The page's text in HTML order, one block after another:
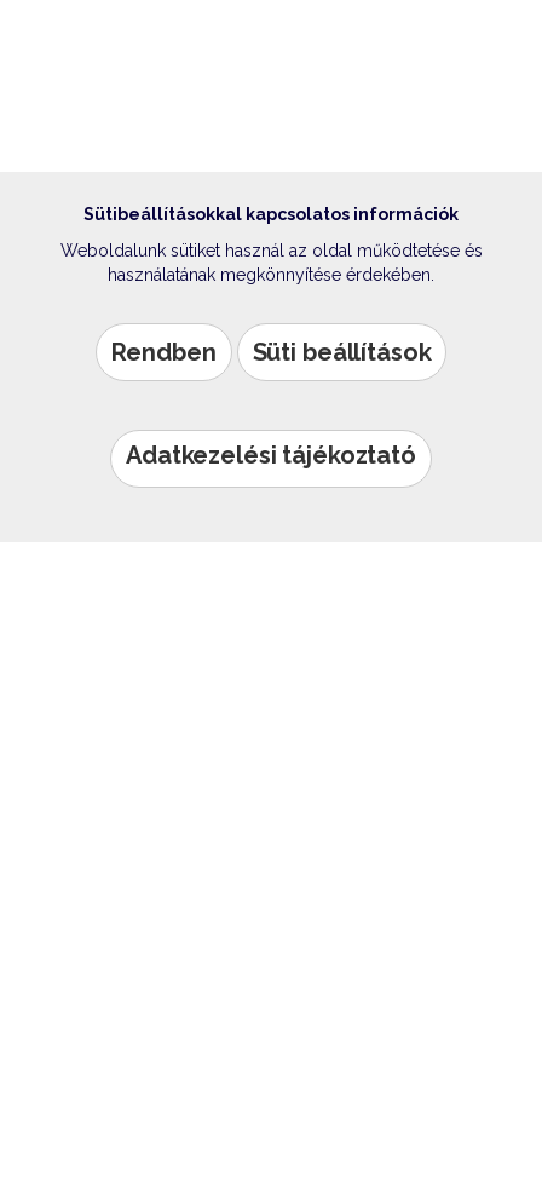
Sütibeállításokkal kapcsolatos információk
Weboldalunk sütiket használ az oldal működtetése és
használatának megkönnyítése érdekében.
Rendben Süti beállítások
Adatkezelési tájékoztató